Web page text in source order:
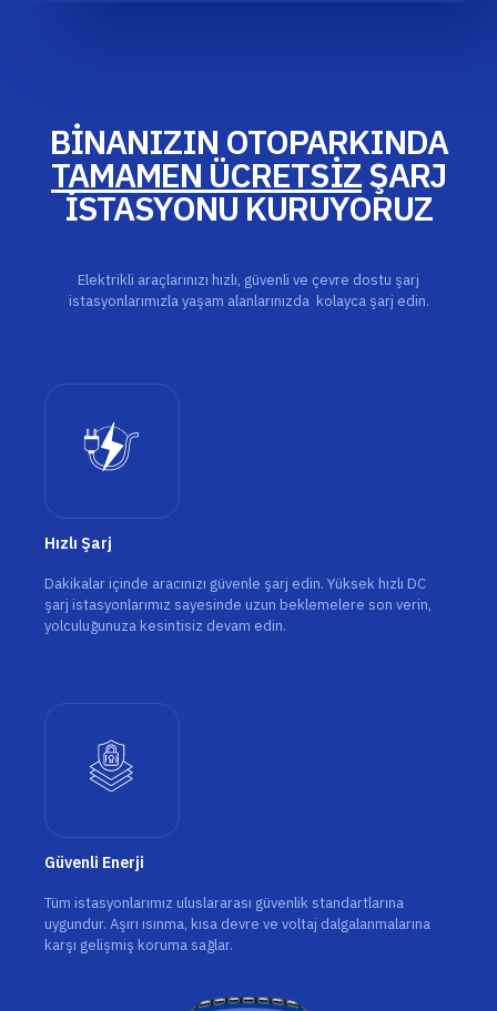
BİNANIZIN OTOPARKINDA
TAMAMEN ÜCRETSİZŞARJ
İSTASYONU KURUYORUZ
Elektrikli araçlarınızı hızlı, güvenli ve çevre dostu şarj
istasyonlarımızla yaşam alanlarınızda kolayca şarj edin.
Hızlı Şarj
Dakikalar içinde aracınızı güvenle şarj edin. Yüksek hızlı DC
şarj istasyonlarımız sayesinde uzun beklemelere son verin,
yolculuğunuza kesintisiz devam edin.
Güvenli Enerji
Tüm istasyonlarımız uluslararası güvenlik standartlarına
uygundur. Aşırı ısınma, kısa devre ve voltaj dalgalanmalarına
karşı gelişmiş koruma sağlar.